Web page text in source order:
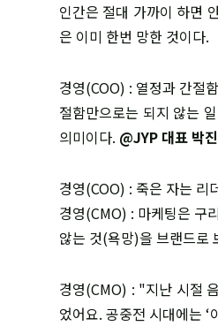
인간은 절대 가까이 하면
은 이미 한번 망한 것이다.
경영(COO) : 열정과 간절
절함만으로는 되지 않는
의미이다. @JYP 대표 박
경영(COO) : 죽은 자는 리
경영(CMO) : 마케팅은 구
않는 것(욕망)을 브랜드로
경영(CMO) : "지난 시절
었어요. 공중전 시대에는